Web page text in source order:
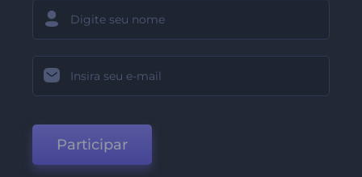
Participar